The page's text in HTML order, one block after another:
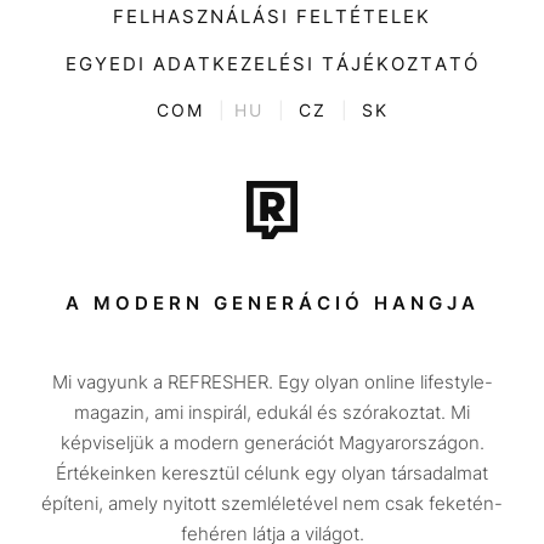
Divat
Kultúra
ENTR
Tech-Tudomány
Sport
Társadalom
Utazás
Életmód
Design
Beszélgetések
FELHASZNÁLÁSI FELTÉTELEK
EGYEDI ADATKEZELÉSI TÁJÉKOZTATÓ
COM HU CZ SK
A MODERN GENERÁCIÓ HANGJA
Mi vagyunk a REFRESHER. Egy olyan online lifestyle-
magazin, ami inspirál, edukál és szórakoztat. Mi
képviseljük a modern generációt Magyarországon.
Értékeinken keresztül célunk egy olyan társadalmat
építeni, amely nyitott szemléletével nem csak feketén-
fehéren látja a világot.